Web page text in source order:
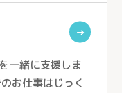
→
一緒に支援しま
お仕事はじっく